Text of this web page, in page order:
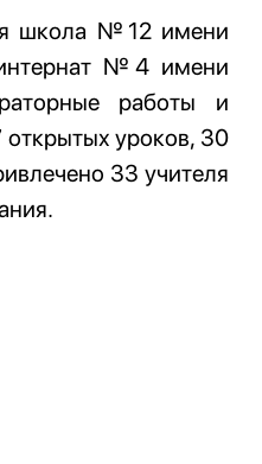
школа №12 имени
№4 имени
работы и
уроков, 30
33 учителя